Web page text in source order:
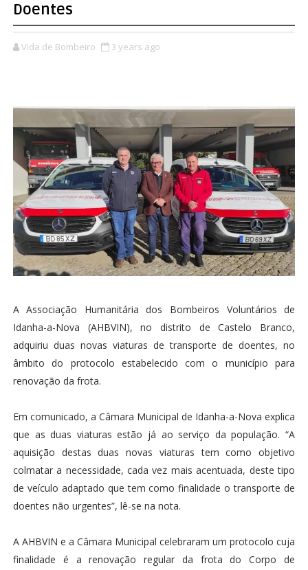
Doentes
Vida de Bombeiro 3 years ago
A Associação Humanitária dos Bombeiros Voluntários de
Idanha-a-Nova (AHBVIN), no distrito de Castelo Branco,
adquiriu duas novas viaturas de transporte de doentes, no
âmbito do protocolo estabelecido com o município para
renovação da frota.
Em comunicado, a Câmara Municipal de Idanha-a-Nova explica
que as duas viaturas estão já ao serviço da população. “A
aquisição destas duas novas viaturas tem como objetivo
colmatar a necessidade, cada vez mais acentuada, deste tipo
de veículo adaptado que tem como finalidade o transporte de
doentes não urgentes”, lê-se na nota.
A AHBVIN e a Câmara Municipal celebraram um protocolo cuja
finalidade é a renovação regular da frota do Corpo de